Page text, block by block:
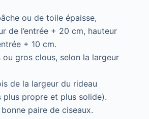
ou de toile épaisse,
de l’entrée + 20 cm, hauteur
+ 10 cm.
gros clous, selon la largeur
de la largeur du rideau
plus propre et plus solide).
paire de ciseaux.